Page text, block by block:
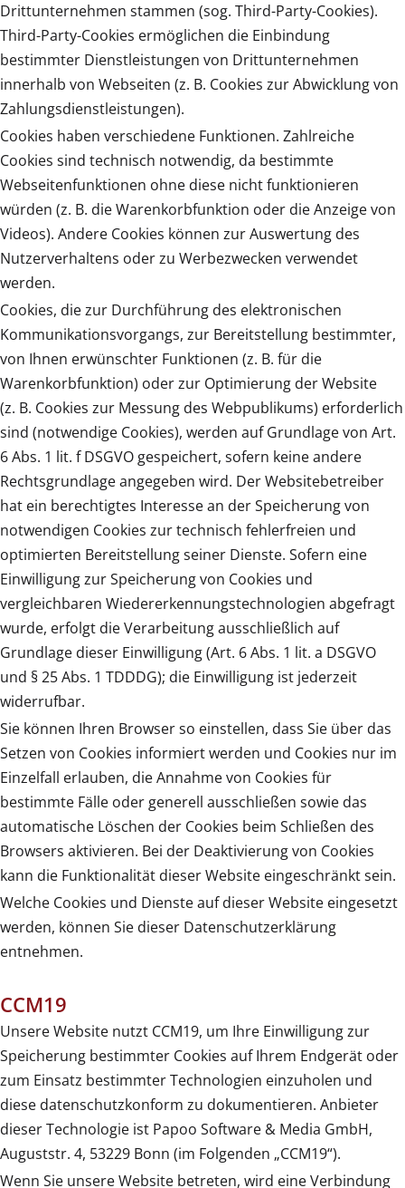
Drittunternehmen stammen (sog. Third-Party-Cookies).
Third-Party-Cookies ermöglichen die Einbindung
bestimmter Dienstleistungen von Drittunternehmen
innerhalb von Webseiten (z. B. Cookies zur Abwicklung von
Zahlungsdienstleistungen).
Cookies haben verschiedene Funktionen. Zahlreiche
Cookies sind technisch notwendig, da bestimmte
Webseitenfunktionen ohne diese nicht funktionieren
würden (z. B. die Warenkorbfunktion oder die Anzeige von
Videos). Andere Cookies können zur Auswertung des
Nutzerverhaltens oder zu Werbezwecken verwendet
werden.
Cookies, die zur Durchführung des elektronischen
Kommunikationsvorgangs, zur Bereitstellung bestimmter,
von Ihnen erwünschter Funktionen (z. B. für die
Warenkorbfunktion) oder zur Optimierung der Website
(z. B. Cookies zur Messung des Webpublikums) erforderlich
sind (notwendige Cookies), werden auf Grundlage von Art.
6 Abs. 1 lit. f DSGVO gespeichert, sofern keine andere
Rechtsgrundlage angegeben wird. Der Websitebetreiber
hat ein berechtigtes Interesse an der Speicherung von
notwendigen Cookies zur technisch fehlerfreien und
optimierten Bereitstellung seiner Dienste. Sofern eine
Einwilligung zur Speicherung von Cookies und
vergleichbaren Wiedererkennungstechnologien abgefragt
wurde, erfolgt die Verarbeitung ausschließlich auf
Grundlage dieser Einwilligung (Art. 6 Abs. 1 lit. a DSGVO
und § 25 Abs. 1 TDDDG); die Einwilligung ist jederzeit
widerrufbar.
Sie können Ihren Browser so einstellen, dass Sie über das
Setzen von Cookies informiert werden und Cookies nur im
Einzelfall erlauben, die Annahme von Cookies für
bestimmte Fälle oder generell ausschließen sowie das
automatische Löschen der Cookies beim Schließen des
Browsers aktivieren. Bei der Deaktivierung von Cookies
kann die Funktionalität dieser Website eingeschränkt sein.
Welche Cookies und Dienste auf dieser Website eingesetzt
werden, können Sie dieser Datenschutzerklärung
entnehmen.
CCM19
Unsere Website nutzt CCM19, um Ihre Einwilligung zur
Speicherung bestimmter Cookies auf Ihrem Endgerät oder
zum Einsatz bestimmter Technologien einzuholen und
diese datenschutzkonform zu dokumentieren. Anbieter
dieser Technologie ist Papoo Software & Media GmbH,
Auguststr. 4, 53229 Bonn (im Folgenden „CCM19“).
Wenn Sie unsere Website betreten, wird eine Verbindung